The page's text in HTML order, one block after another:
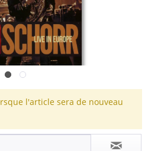
l'article sera de nouveau